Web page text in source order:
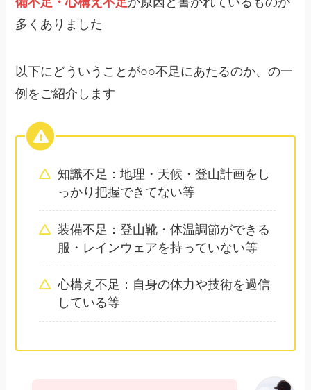
多くありました
以下にどういうことが○○不足にあたるのか、の一
例をご紹介します
知識不足：地理・天候・登山計画をし
っかり把握できてない等
装備不足：登山靴・体温調節ができる
服・レインウェアを持っていない等
心構え不足：自身の体力や技術を過信
している等